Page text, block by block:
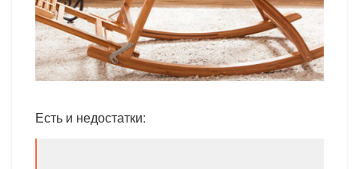
Есть и недостатки: